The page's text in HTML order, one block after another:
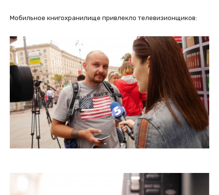
Мобильное книгохранилище привлекло телевизионщиков: